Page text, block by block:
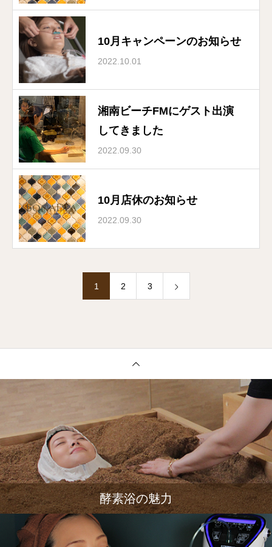
10月キャンペーンのお知らせ
2022.10.01
湘南ビーチFMにゲスト出演
してきました
2022.09.30
10月店休のお知らせ
2022.09.30
1 2 3
酵素浴の魅力